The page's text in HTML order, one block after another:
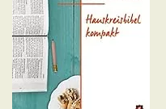
der